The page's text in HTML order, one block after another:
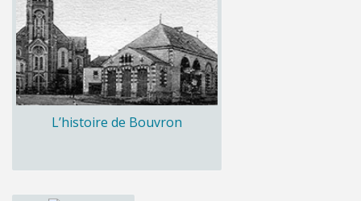
L’histoire de Bouvron